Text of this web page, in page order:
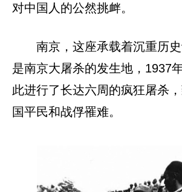
对中国人的公然挑衅。
南京，这座承载着沉重历史
是南京大屠杀的发生地，1937
此进行了长达六周的疯狂屠杀
国平民和战俘罹难。